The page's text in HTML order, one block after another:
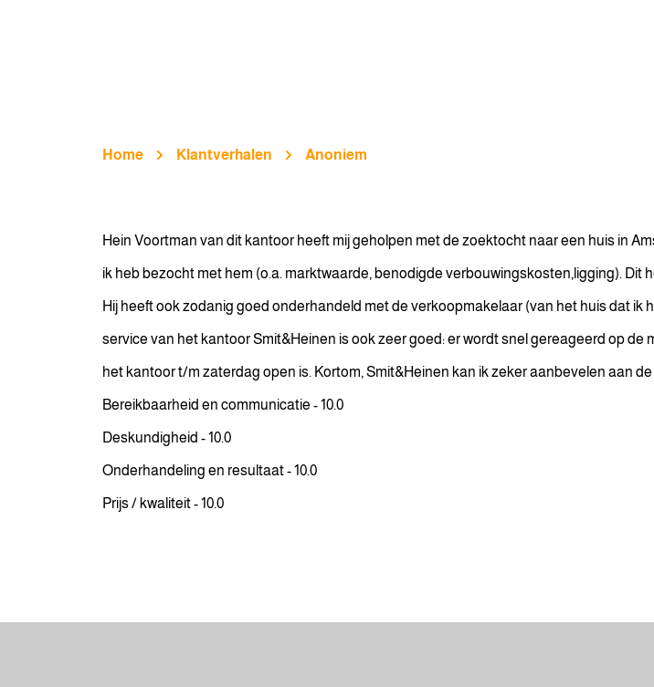
Home Klantverhalen Anoniem
Hein Voortman van dit kantoor heeft mij geholpen met de zoektocht naar een huis in
ik heb bezocht met hem (o.a. marktwaarde, benodigde verbouwingskosten,ligging).
Hij heeft ook zodanig goed onderhandeld met de verkoopmakelaar (van het huis dat
service van het kantoor Smit&Heinen is ook zeer goed: er wordt snel gereageerd op
het kantoor t/m zaterdag open is. Kortom, Smit&Heinen kan ik zeker aanbevelen aan
Bereikbaarheid en communicatie - 10.0
Deskundigheid - 10.0
Onderhandeling en resultaat - 10.0
Prijs / kwaliteit - 10.0